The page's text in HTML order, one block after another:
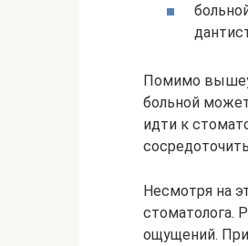
Помимо
больной
идти к
Несмотря на
стоматолога.
ощущений. При